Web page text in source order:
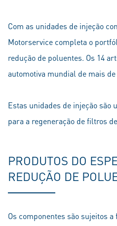
Com as unidades de injeção
Motorservice completa o
redução de poluentes. Os 14
automotiva mundial de mais
Estas unidades de injeção são
para a regeneração de filtros
PRODUTOS DO
REDUÇÃO DE
Os componentes são sujeitos